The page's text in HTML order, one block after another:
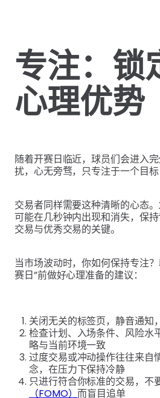
专注：锁
心理优势
随着开赛日临近，球员们会进入
扰，心无旁骛，只专注于一个目标
交易者同样需要这种清晰的心态
可能在几秒钟内出现和消失，保
交易与优秀交易的关键。
当市场波动时，你如何保持专注
赛日”前做好心理准备的建议：
关闭无关的标签页，静音通知
检查计划、入场条件、风险水
略与当前环境一致
过度交易或冲动操作往往来自
念，在压力下保持冷静
只进行符合你标准的交易，不
（FOMO）而盲目追单